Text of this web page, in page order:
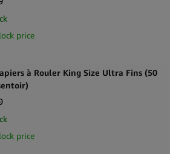
price
à Rouler King Size Ultra Fins (50
price